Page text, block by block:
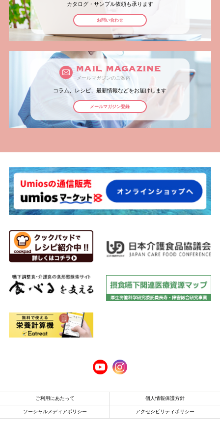
カタログ・サンプル依頼も承ります
お問い合わせ
メールマガジンのご案内
コラム、レシピ、最新情報などをお届けします
メールマガジン登録
ご利用にあたって 個人情報保護方針
ソーシャルメディアポリシー アクセシビリティポリシー